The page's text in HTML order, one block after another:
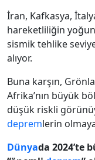
İran, Kafkasya,
hareketliliğin
sismik tehlike
alıyor.
Buna karşın,
Afrika’nın büyük
düşük riskli
depremlerin
Dünyada 2024’te